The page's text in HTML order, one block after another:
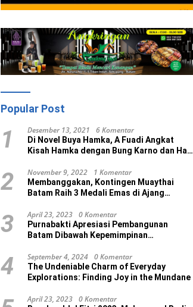
Popular Post
1 Desember 13, 2021 6 Komentar
Di Novel Buya Hamka, A Fuadi Angkat
Kisah Hamka dengan Bung Karno dan Haji
2 November 9, 2022 1 Komentar
Membanggakan, Kontingen Muaythai
Batam Raih 3 Medali Emas di Ajang
3 April 23, 2023 0 Komentar
Purnabakti Apresiasi Pembangunan
Batam Dibawah Kepemimpinan
4 September 4, 2024 0 Komentar
The Undeniable Charm of Everyday
Explorations: Finding Joy in the Mundane
April 23, 2023 0 Komentar